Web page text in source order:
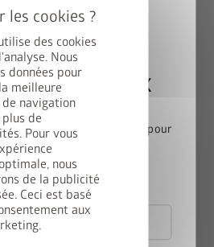
des cookies
Nous
données pour
meilleure
navigation
de
Pour vous
nous
de la publicité
Ceci est basé
aux
profilé chapeau avec fentes pour
bacs étagères, panier, jeu de
à volonté
pour une longévité optimale
une StyleBox
à notre newsletter pour
au tirage au sort.